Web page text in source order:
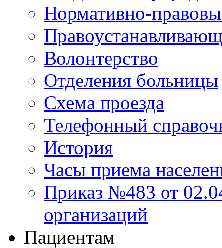
Нормативно-
Волонтерство
Отделения больницы
Схема проезда
Телефонный
История
Часы приема
Приказ №483 от
организаций
Пациентам